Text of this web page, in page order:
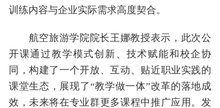
训练内容与企业实际需求高度契合。
航空旅游学院院长王娜教授表示，此次公
开课通过教学模式创新、技术赋能和校企协
同，构建了一个开放、互动、贴近职业实践的
课堂生态，展现了“教学做一体”改革的落地成
效，未来将在专业群更多课程中推广应用。发